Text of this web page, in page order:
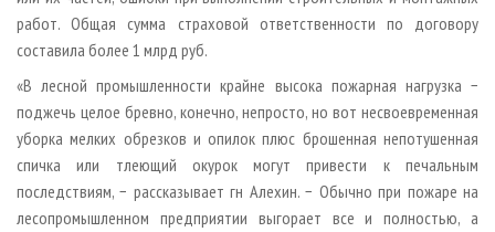
работ. Общая сумма страховой ответственности по договору
составила более 1 млрд руб.
«В лесной промышленности крайне высока пожарная нагрузка −
поджечь целое бревно, конечно, непросто, но вот несвоевременная
уборка мелких обрезков и опилок плюс брошенная непотушенная
спичка или тлеющий окурок могут привести к печальным
последствиям, − рассказывает г­н Алехин. − Обычно при пожаре на
лесопромышленном предприятии выгорает все и полностью, а